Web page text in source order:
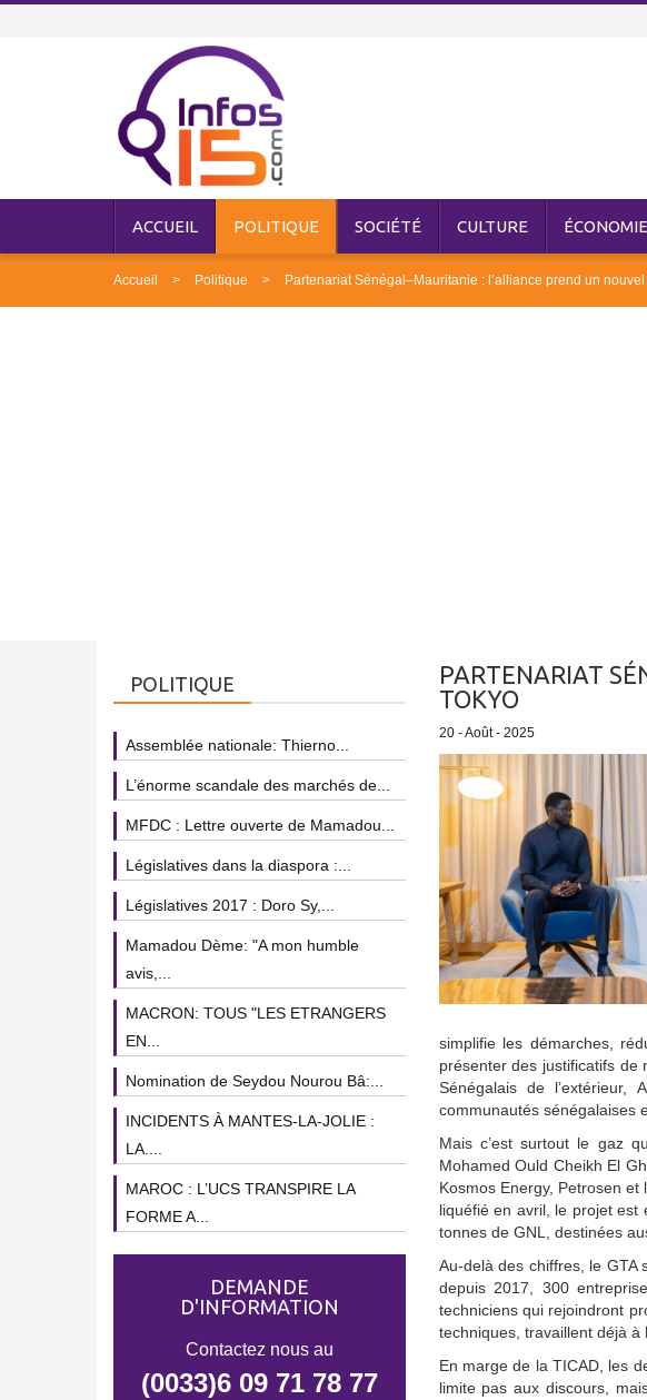
ACCUEIL POLITIQUE SOCIÉTÉ CULTURE ÉCONOMIE
Accueil Politique Partenariat Sénégal–Mauritanie : l’alliance prend un
PARTENARIAT
TOKYO
20 - Août - 2025
simplifie les démarches,
présenter des justificatifs de
Sénégalais de
communautés sénégalaises
Mais c’est surtout le gaz
Mohamed Ould Cheikh El
Kosmos Energy, Petrosen
liquéfié en avril, le projet
tonnes de GNL, destinées
Au-delà des chiffres, le GTA
depuis 2017, 300
techniciens qui rejoindront
techniques, travaillent déjà à
En marge de la TICAD, les
limite pas aux discours,
POLITIQUE
Assemblée nationale: Thierno...
L’énorme scandale des marchés de...
MFDC : Lettre ouverte de Mamadou...
Législatives dans la diaspora :...
Législatives 2017 : Doro Sy,...
Mamadou Dème: "A mon humble
avis,...
MACRON: TOUS "LES ETRANGERS
EN...
Nomination de Seydou Nourou Bâ:...
INCIDENTS À MANTES-LA-JOLIE :
LA....
MAROC : L’UCS TRANSPIRE LA
FORME A...
DEMANDE
D'INFORMATION
Contactez nous au
(0033)6 09 71 78 77